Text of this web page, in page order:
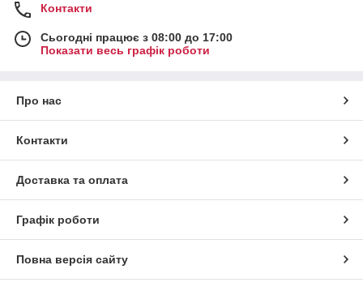
Контакти
Сьогодні працює з 08:00 до 17:00
Показати весь графік роботи
Про нас
Контакти
Доставка та оплата
Графік роботи
Повна версія сайту